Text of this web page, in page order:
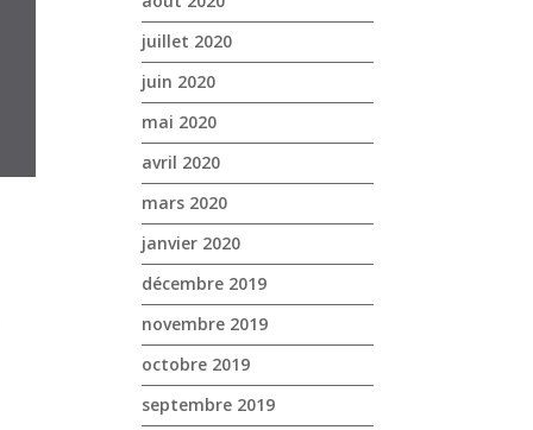
juillet 2020
juin 2020
mai 2020
avril 2020
mars 2020
janvier 2020
décembre 2019
novembre 2019
octobre 2019
septembre 2019